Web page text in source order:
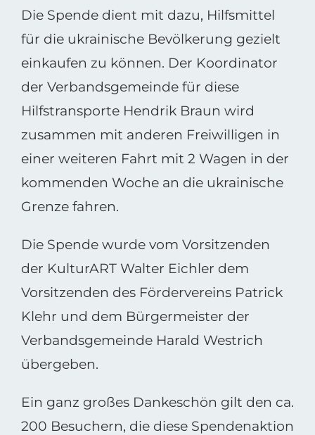
Die Spende dient mit dazu, Hilfsmittel
für die ukrainische Bevölkerung gezielt
einkaufen zu können. Der Koordinator
der Verbandsgemeinde für diese
Hilfstransporte Hendrik Braun wird
zusammen mit anderen Freiwilligen in
einer weiteren Fahrt mit 2 Wagen in der
kommenden Woche an die ukrainische
Grenze fahren.
Die Spende wurde vom Vorsitzenden
der KulturART Walter Eichler dem
Vorsitzenden des Fördervereins Patrick
Klehr und dem Bürgermeister der
Verbandsgemeinde Harald Westrich
übergeben.
Ein ganz großes Dankeschön gilt den ca.
200 Besuchern, die diese Spendenaktion